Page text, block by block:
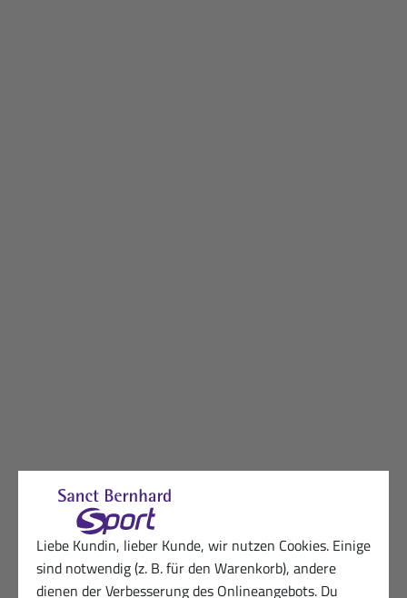
Liebe Kundin, lieber Kunde, wir nutzen Cookies. Einige
sind notwendig (z. B. für den Warenkorb), andere
dienen der Verbesserung des Onlineangebots. Du